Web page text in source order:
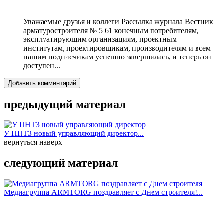
Уважаемые друзья и коллеги Рассылка журнала Вестник
арматуростроителя № 5 61 конечным потребителям,
эксплуатирующим организациям, проектным
институтам, проектировщикам, производителям и всем
нашим подписчикам успешно завершилась, и теперь он
доступен...
Добавить комментарий
предыдущий материал
У ПНТЗ новый управляющий директор...
вернуться наверх
следующий материал
Медиагруппа ARMTORG поздравляет с Днем строителя!...